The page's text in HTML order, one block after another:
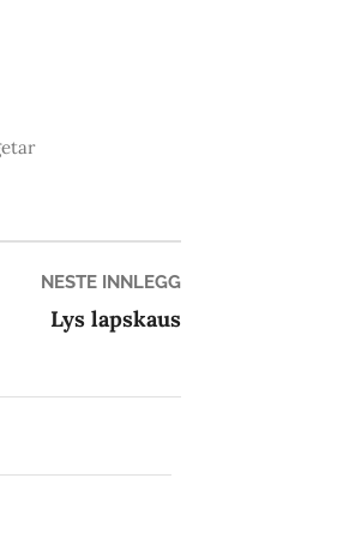
NESTE INNLEGGNeste
innlegg:
Lys lapskaus